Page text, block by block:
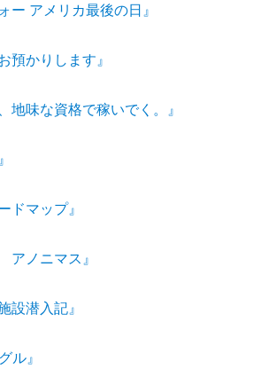
ー アメリカ最後の日』
預かりします』
地味な資格で稼いでく。』
ドマップ』
アノニマス』
設潜入記』
ル』